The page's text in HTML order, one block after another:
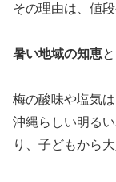
その理由は、値
暑い地域の知恵
梅の酸味や塩気
沖縄らしい明る
り、子どもから